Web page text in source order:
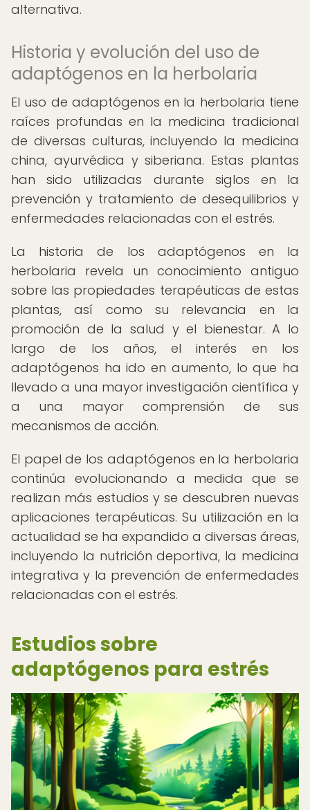
alternativa.
Historia y evolución del uso de
adaptógenos en la herbolaria
El uso de adaptógenos en la herbolaria tiene
raíces profundas en la medicina tradicional
de diversas culturas, incluyendo la medicina
china, ayurvédica y siberiana. Estas plantas
han sido utilizadas durante siglos en la
prevención y tratamiento de desequilibrios y
enfermedades relacionadas con el estrés.
La historia de los adaptógenos en la
herbolaria revela un conocimiento antiguo
sobre las propiedades terapéuticas de estas
plantas, así como su relevancia en la
promoción de la salud y el bienestar. A lo
largo de los años, el interés en los
adaptógenos ha ido en aumento, lo que ha
llevado a una mayor investigación científica y
a una mayor comprensión de sus
mecanismos de acción.
El papel de los adaptógenos en la herbolaria
continúa evolucionando a medida que se
realizan más estudios y se descubren nuevas
aplicaciones terapéuticas. Su utilización en la
actualidad se ha expandido a diversas áreas,
incluyendo la nutrición deportiva, la medicina
integrativa y la prevención de enfermedades
relacionadas con el estrés.
Estudios sobre
adaptógenos para estrés